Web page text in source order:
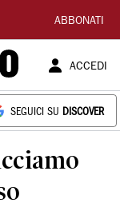
ABBONATI
ACCEDI
SEGUICI SU DISCOVER